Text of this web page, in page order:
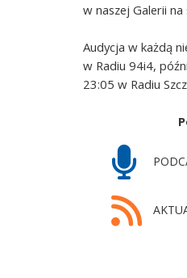
w naszej Galerii
Audycja w każdą
w Radiu 94i4,
23:05 w Radiu